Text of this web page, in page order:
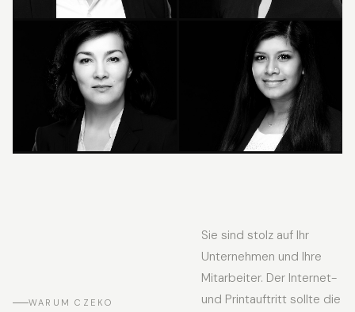
Präsentieren Sie sich
eindrucksvoll auf Social Media.
Businessfotos in Kronberg bei
Frankfurt am Main
WARUM CZEKO
Sie sind stolz auf Ihr
Unternehmen und Ihre
Mitarbeiter. Der Internet-
und Printauftritt sollte die